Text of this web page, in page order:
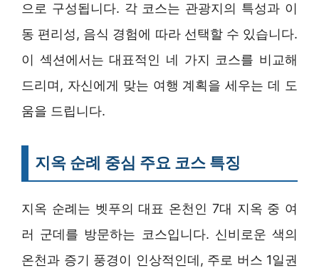
으로 구성됩니다. 각 코스는 관광지의 특성과 이
동 편리성, 음식 경험에 따라 선택할 수 있습니다.
이 섹션에서는 대표적인 네 가지 코스를 비교해
드리며, 자신에게 맞는 여행 계획을 세우는 데 도
움을 드립니다.
지옥 순례 중심 주요 코스 특징
지옥 순례는 벳푸의 대표 온천인 7대 지옥 중 여
러 군데를 방문하는 코스입니다. 신비로운 색의
온천과 증기 풍경이 인상적인데, 주로 버스 1일권